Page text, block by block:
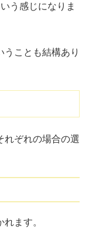
う感じになりま
ことも結構あり
れぞれの場合の選
ます。